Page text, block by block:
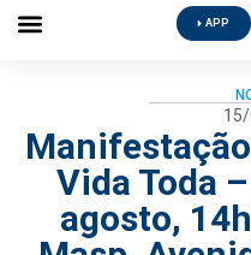
APP
Vida Toda
agosto,